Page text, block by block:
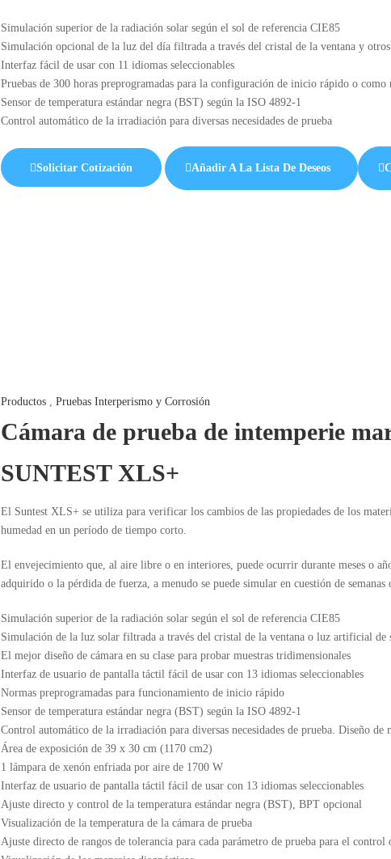
Simulación superior de la radiación solar según el sol de referencia CIE85
Simulación opcional de la luz del día filtrada a través del cristal de la ventana y otros
Interfaz fácil de usar con 11 idiomas seleccionables
Pruebas de 300 horas preprogramadas para la configuración de inicio rápido o como
Sensor de temperatura estándar negra (BST) según la ISO 4892-1
Control automático de la irradiación para diversas necesidades de prueba
Solicitar Cotización Añadir A La Lista De Deseos
Productos, Pruebas Interperismo y Corrosión
Cámara de prueba de intemperie
SUNTEST XLS+
El Suntest XLS+ se utiliza para verificar los cambios de las propiedades de los
humedad en un período de tiempo corto.
El envejecimiento que, al aire libre o en interiores, puede ocurrir durante meses o
adquirido o la pérdida de fuerza, a menudo se puede simular en cuestión de
Simulación superior de la radiación solar según el sol de referencia CIE85
Simulación de la luz solar filtrada a través del cristal de la ventana o luz artificial de
El mejor diseño de cámara en su clase para probar muestras tridimensionales
Interfaz de usuario de pantalla táctil fácil de usar con 13 idiomas seleccionables
Normas preprogramadas para funcionamiento de inicio rápido
Sensor de temperatura estándar negra (BST) según la ISO 4892-1
Control automático de la irradiación para diversas necesidades de prueba. Diseño de
Área de exposición de 39 x 30 cm (1170 cm2)
1 lámpara de xenón enfriada por aire de 1700 W
Interfaz de usuario de pantalla táctil fácil de usar con 13 idiomas seleccionables
Ajuste directo y control de la temperatura estándar negra (BST), BPT opcional
Visualización de la temperatura de la cámara de prueba
Ajuste directo de rangos de tolerancia para cada parámetro de prueba para el control